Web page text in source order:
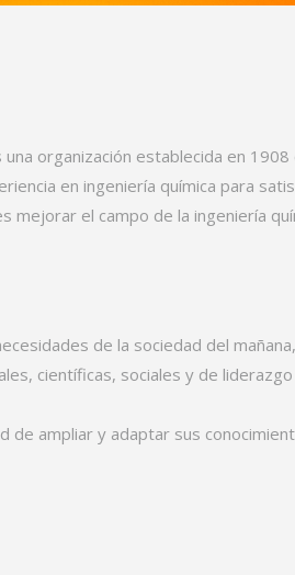
organización establecida en
en ingeniería química para
mejorar el campo de la ingeniería
de la sociedad del
científicas, sociales y de
ampliar y adaptar sus